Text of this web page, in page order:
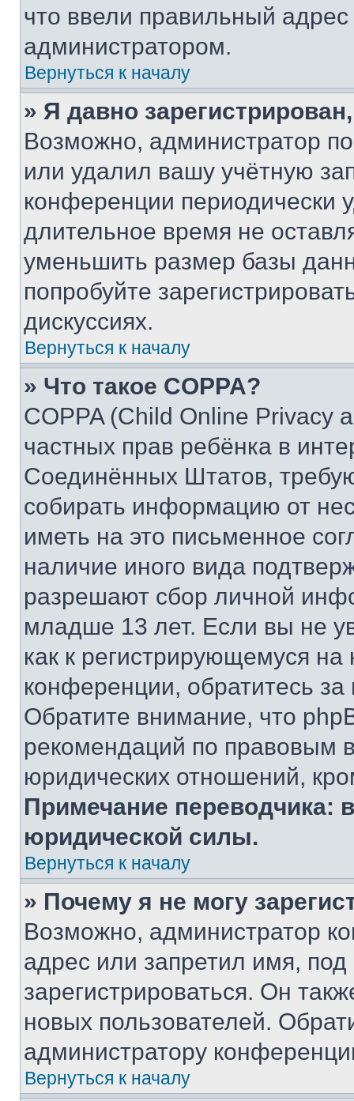
что ввели правильный адрес
администратором.
Вернуться к началу
» Я давно
Возможно, администратор
или удалил вашу учётную
конференции периодически
длительное время не
уменьшить размер базы
попробуйте
дискуссиях.
Вернуться к началу
» Что такое COPPA?
COPPA (Child Online Privacy
частных прав ребёнка в
Соединённых Штатов,
собирать информацию от
иметь на это письменное
наличие иного вида
разрешают сбор личной
младше 13 лет. Если вы не
как к регистрирующемуся
конференции, обратитесь
Обратите внимание, что
рекомендаций по правовым
юридических отношений,
Примечание переводчика:
юридической силы.
Вернуться к началу
» Почему я не могу
Возможно, администратор
адрес или запретил имя,
зарегистрироваться. Он
новых пользователей.
администратору
Вернуться к началу